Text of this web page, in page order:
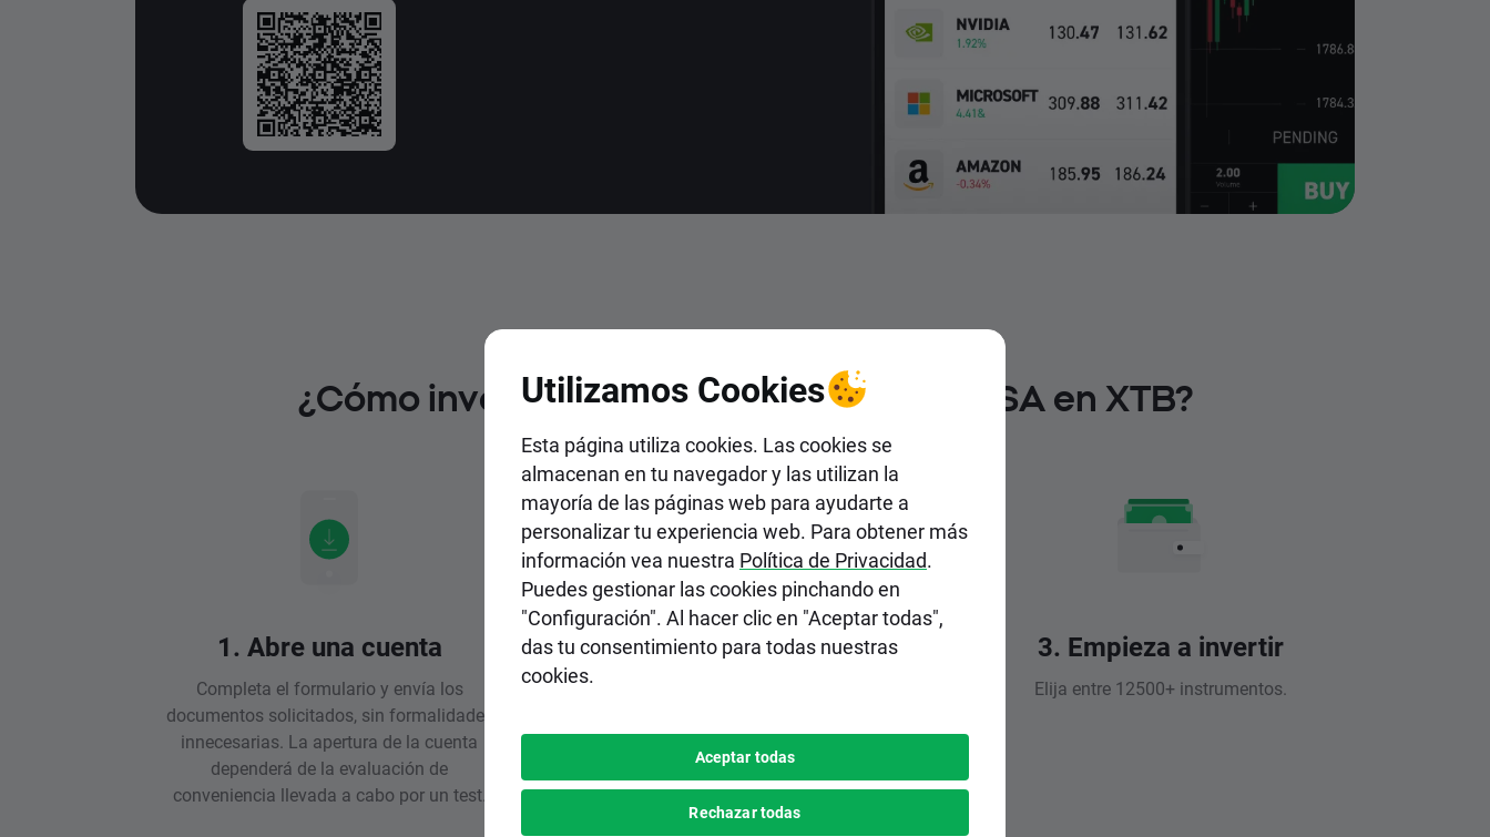
¿Cómo invertir en Acciones de Wittchen SA en XTB?
1. Abre una cuenta
Completa el formulario y envía los
documentos solicitados, sin formalidades
innecesarias. La apertura de la cuenta
dependerá de la evaluación de
conveniencia llevada a cabo por un test.
2. Realiza un depósito
inlcuyendo pagos instantáneos y
gratuitos.
3. Empieza a invertir
Elija entre 12500+ instrumentos.
Utilizamos Cookies
Esta página utiliza cookies. Las cookies se
almacenan en tu navegador y las utilizan la
mayoría de las páginas web para ayudarte a
personalizar tu experiencia web. Para obtener más
información vea nuestra Política de Privacidad.
Puedes gestionar las cookies pinchando en
"Configuración". Al hacer clic en "Aceptar todas",
das tu consentimiento para todas nuestras
cookies.
Aceptar todas
Rechazar todas